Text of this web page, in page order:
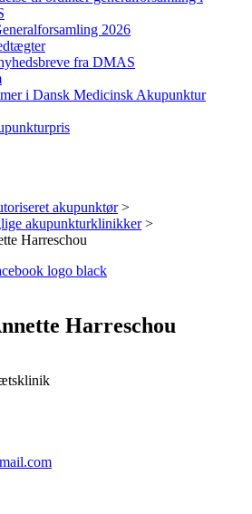
2026
fra DMAS
i Dansk Medicinsk Akupunktur
akupunktør >
akupunkturklinikker >
Harreschou
Harreschou